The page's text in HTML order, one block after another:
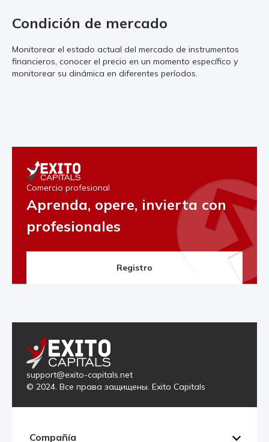
Condición de mercado
Monitorear el estado actual del mercado de instrumentos
financieros, conocer el precio en un momento específico y
monitorear su dinámica en diferentes períodos.
Comercio profesional
Aprenda, opere, invierta con
profesionales
Registro
support@exito-capitals.net
© 2024. Все права защищены. Exito Capitals
Compañía